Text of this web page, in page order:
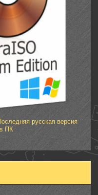
русская версия
ПК